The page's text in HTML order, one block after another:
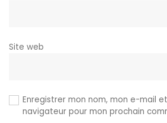
Site web
Enregistrer mon nom, mon e-mail
navigateur pour mon prochain